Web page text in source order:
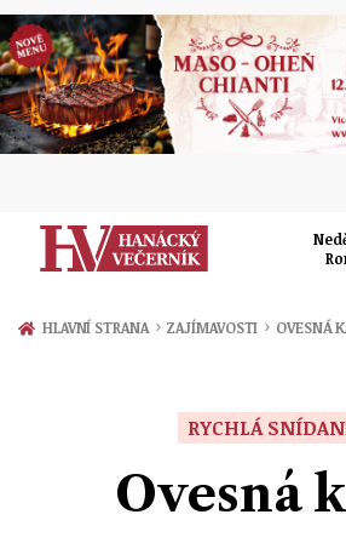
Zprávy
Ekonomika
Společnost
HLAVNÍ STRANA › ZAJÍMAVOSTI › OVESNÁ
RYCHLÁ
Ovesná